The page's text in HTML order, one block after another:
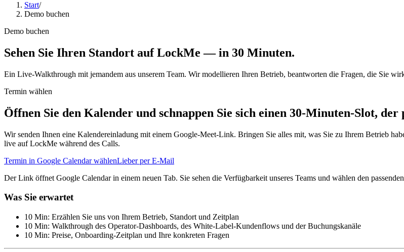
Start/
Demo buchen
Demo buchen
Sehen Sie Ihren Standort auf LockMe —in 30 Minuten.
Ein Live-Walkthrough mit jemandem aus unserem Team. Wir modellieren Ihren Betrieb, beantworten die Fragen, die Sie
Termin wählen
Öffnen Sie den Kalender und schnappen Sie sich einen 30-Minuten-Slot, der
Wir senden Ihnen eine Kalendereinladung mit einem Google-Meet-Link. Bringen Sie alles mit, was Sie zu Ihrem Betrieb
live auf LockMe während des Calls.
Termin in Google Calendar wählenLieber per E-Mail
Der Link öffnet Google Calendar in einem neuen Tab. Sie sehen die Verfügbarkeit unseres Teams und wählen den
Was Sie erwartet
10 Min: Erzählen Sie uns von Ihrem Betrieb, Standort und Zeitplan
10 Min: Walkthrough des Operator-Dashboards, des White-Label-Kundenflows und der Buchungskanäle
10 Min: Preise, Onboarding-Zeitplan und Ihre konkreten Fragen